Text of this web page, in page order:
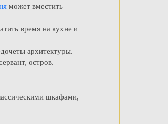
может вместить
время на кухне и
архитектуры.
остров.
шкафами,